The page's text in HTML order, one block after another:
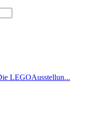
LEGOAusstellun...